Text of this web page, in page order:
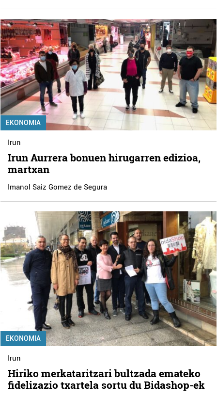
EKONOMIA
Irun
Irun Aurrera bonuen hirugarren edizioa,
martxan
Imanol Saiz Gomez de Segura
EKONOMIA
Irun
Hiriko merkataritzari bultzada emateko
fidelizazio txartela sortu du Bidashop-ek